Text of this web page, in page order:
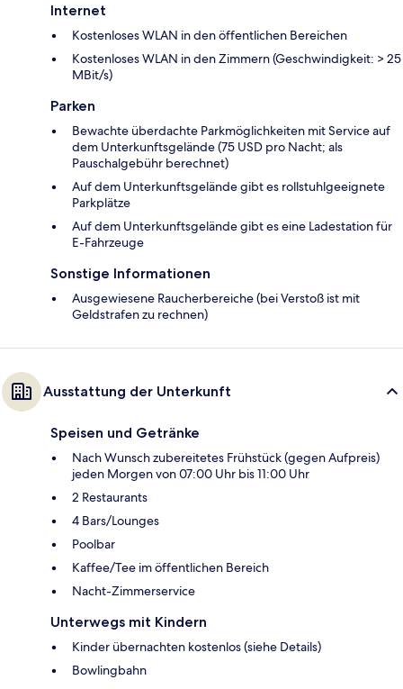
Internet
Kostenloses WLAN in den öffentlichen Bereichen
Kostenloses WLAN in den Zimmern (Geschwindigkeit: > 25
MBit/s)
Parken
Bewachte überdachte Parkmöglichkeiten mit Service auf
dem Unterkunftsgelände (75 USD pro Nacht; als
Pauschalgebühr berechnet)
Auf dem Unterkunftsgelände gibt es rollstuhlgeeignete
Parkplätze
Auf dem Unterkunftsgelände gibt es eine Ladestation für
E-Fahrzeuge
Sonstige Informationen
Ausgewiesene Raucherbereiche (bei Verstoß ist mit
Geldstrafen zu rechnen)
Ausstattung der Unterkunft
Speisen und Getränke
Nach Wunsch zubereitetes Frühstück (gegen Aufpreis)
jeden Morgen von 07:00 Uhr bis 11:00 Uhr
2 Restaurants
4 Bars/Lounges
Poolbar
Kaffee/Tee im öffentlichen Bereich
Nacht-Zimmerservice
Unterwegs mit Kindern
Kinder übernachten kostenlos (siehe Details)
Bowlingbahn